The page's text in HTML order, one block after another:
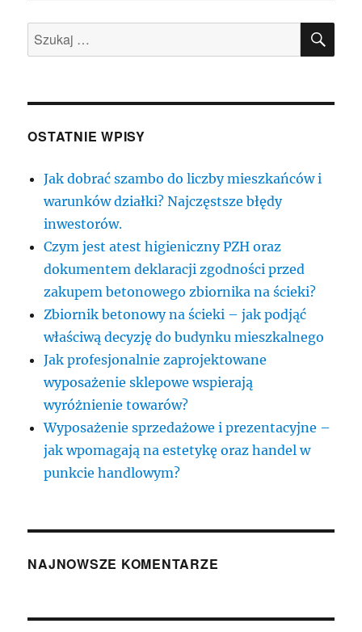
Szukaj:
OSTATNIE WPISY
Jak dobrać szambo do liczby mieszkańców i
warunków działki? Najczęstsze błędy
inwestorów.
Czym jest atest higieniczny PZH oraz
dokumentem deklaracji zgodności przed
zakupem betonowego zbiornika na ścieki?
Zbiornik betonowy na ścieki – jak podjąć
właściwą decyzję do budynku mieszkalnego
Jak profesjonalnie zaprojektowane
wyposażenie sklepowe wspierają
wyróżnienie towarów?
Wyposażenie sprzedażowe i prezentacyjne –
jak wpomagają na estetykę oraz handel w
punkcie handlowym?
NAJNOWSZE KOMENTARZE